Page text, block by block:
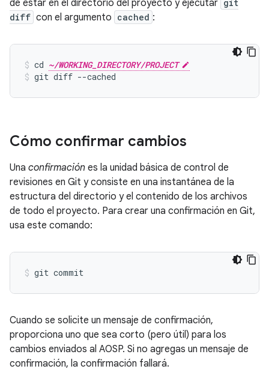
de estar en el directorio del proyecto y ejecutar git
diff con el argumento cached :
cd ~/WORKING_DIRECTORY/PROJECT
git diff --cached
Cómo confirmar cambios
Una confirmación es la unidad básica de control de
revisiones en Git y consiste en una instantánea de la
estructura del directorio y el contenido de los archivos
de todo el proyecto. Para crear una confirmación en Git,
usa este comando:
Cuando se solicite un mensaje de confirmación,
proporciona uno que sea corto (pero útil) para los
cambios enviados al AOSP. Si no agregas un mensaje de
confirmación, la confirmación fallará.